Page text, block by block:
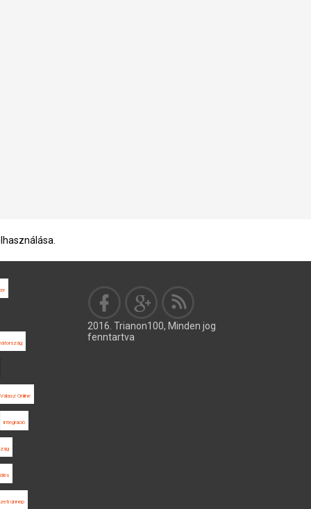
Válasz Online
integráció
ünnep
2016. Trianon100, Minden jog
fenntartva